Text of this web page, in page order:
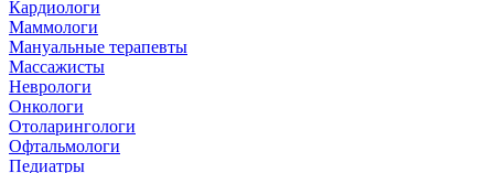
Кардиологи
Маммологи
Мануальные терапевты
Массажисты
Неврологи
Онкологи
Отоларингологи
Офтальмологи
Педиатры